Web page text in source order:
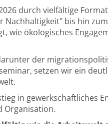
durch vielfältige
bis hin
wie ökologisches
der
setzen wir ein
in gewerkschaftliches
Organisation.